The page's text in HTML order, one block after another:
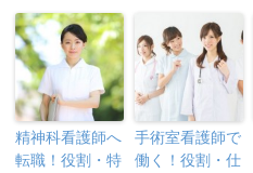
精神科看護師へ
転職！役割・特
手術室看護師で
働く！役割・仕